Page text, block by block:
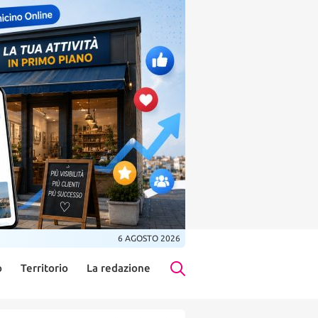
6 AGOSTO 2026
Territorio La redazione